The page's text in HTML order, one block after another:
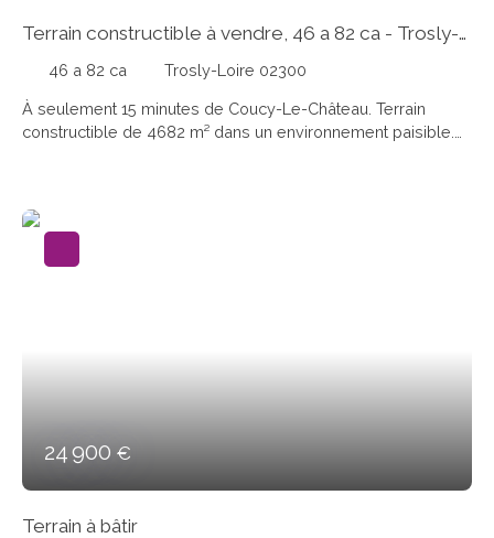
Terrain constructible à vendre, 46 a 82 ca - Trosly-
Loire 02300
46 a 82 ca Trosly-Loire 02300
À seulement 15 minutes de Coucy-Le-Château. Terrain
constructible de 4682 m² dans un environnement paisible.
projet de construction. À visiter sans tarder !
24 900 €
Terrain à bâtir